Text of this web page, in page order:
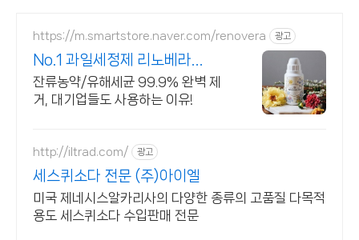
https://m.smartstore.naver.com/renovera 광고
No.1 과일세정제 리노베라
100% 천연원료
잔류농약/유해세균 99.9% 완벽 제
거, 대기업들도 사용하는 이유!
http://iltrad.com/ 광고
세스퀴소다 전문 (주)아이엘
미국 제네시스알카리사의 다양한 종류의 고품질 다목적
용도 세스퀴소다 수입판매 전문